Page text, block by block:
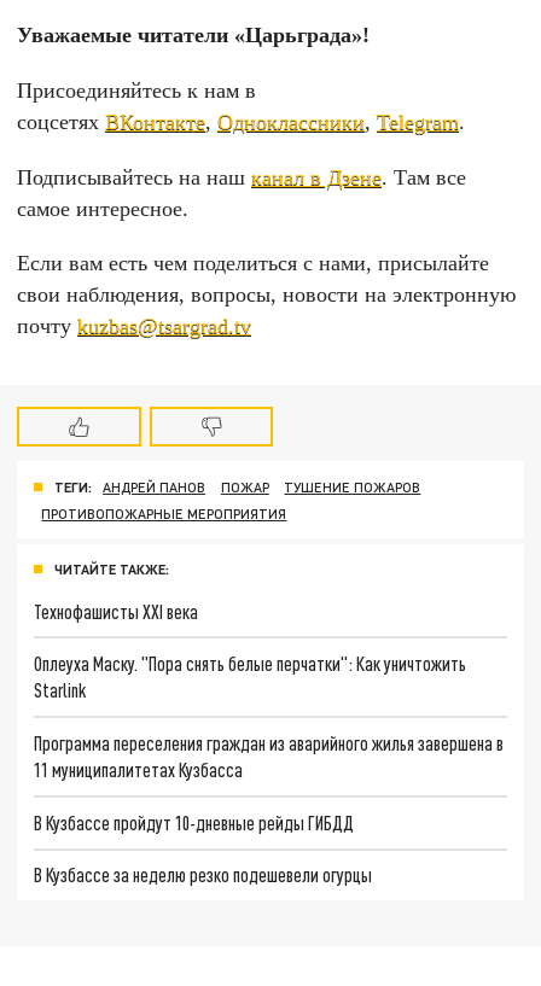
Уважаемые читатели «Царьграда»!
Присоединяйтесь к нам в
соцсетяхВКонтакте,Одноклассники,Telegram.
Подписывайтесь на нашканал в Дзене. Там все
самое интересное.
Если вам есть чем поделиться с нами, присылайте
свои наблюдения, вопросы, новости на электронную
почтуkuzbas@tsargrad.tv
ТЕГИ: АНДРЕЙ ПАНОВ ПОЖАР
ТУШЕНИЕ ПОЖАРОВ
ПРОТИВОПОЖАРНЫЕ МЕРОПРИЯТИЯ
ЧИТАЙТЕ ТАКЖЕ:
Технофашисты XXI века
Оплеуха Маску. "Пора снять белые перчатки": Как уничтожить
Starlink
Программа переселения граждан из аварийного жилья завершена в
11 муниципалитетах Кузбасса
В Кузбассе пройдут 10-дневные рейды ГИБДД
В Кузбассе за неделю резко подешевели огурцы